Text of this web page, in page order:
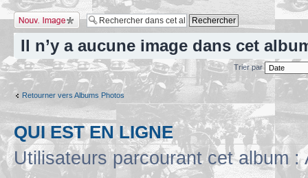
Charger une image
Il n’y a aucune image dans cet
Trier par
Retourner vers Albums Photos
QUI EST EN LIGNE
Utilisateurs parcourant cet album